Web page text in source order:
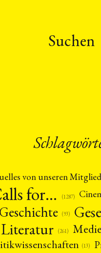
Suchen
von unseren
for… (1287)
Geschichte (93)
Literatur (261)
(13)